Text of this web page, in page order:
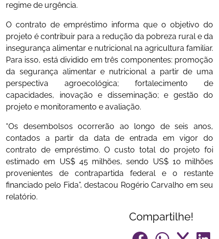
regime de urgência.
O contrato de empréstimo informa que o objetivo do
projeto é contribuir para a redução da pobreza rural e da
insegurança alimentar e nutricional na agricultura familiar.
Para isso, está dividido em três componentes: promoção
da segurança alimentar e nutricional a partir de uma
perspectiva agroecológica; fortalecimento de
capacidades, inovação e disseminação; e gestão do
projeto e monitoramento e avaliação.
“Os desembolsos ocorrerão ao longo de seis anos,
contados a partir da data de entrada em vigor do
contrato de empréstimo. O custo total do projeto foi
estimado em US$ 45 milhões, sendo US$ 10 milhões
provenientes de contrapartida federal e o restante
financiado pelo Fida”, destacou Rogério Carvalho em seu
relatório.
Compartilhe!